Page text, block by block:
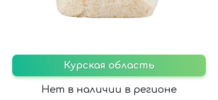
Курская область
Нет в наличии в регионе